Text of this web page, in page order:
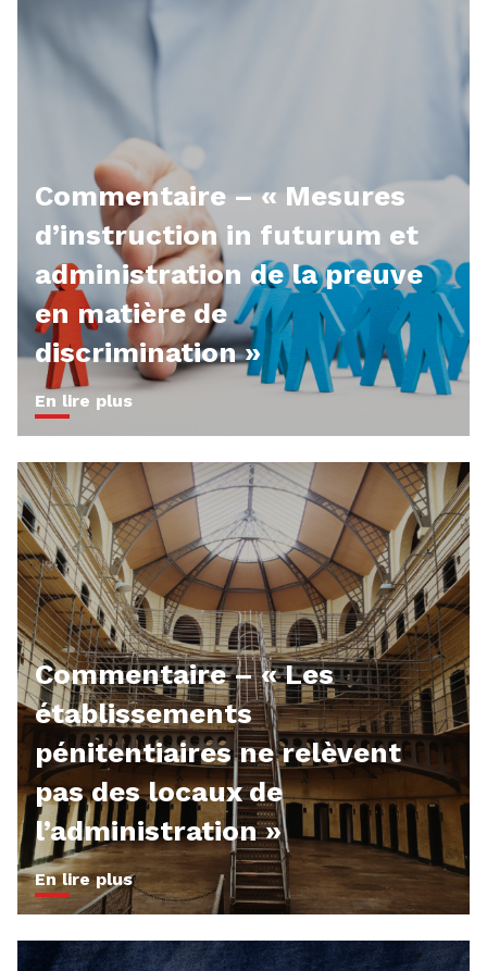
Commentaire – « Mesures
d’instruction in futurum et
administration de la preuve
en matière de
discrimination »
En lire plus
Commentaire – « Les
établissements
pénitentiaires ne relèvent
pas des locaux de
l’administration »
En lire plus